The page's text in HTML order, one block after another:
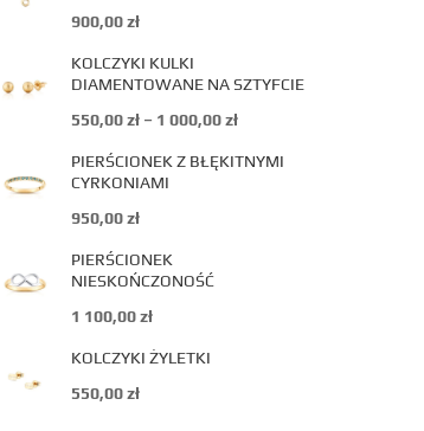
900,00zł
KOLCZYKI KULKI
DIAMENTOWANE NA SZTYFCIE
550,00zł – 1 000,00zł
PIERŚCIONEK Z BŁĘKITNYMI
CYRKONIAMI
950,00zł
PIERŚCIONEK
NIESKOŃCZONOŚĆ
1 100,00zł
KOLCZYKI ŻYLETKI
550,00zł